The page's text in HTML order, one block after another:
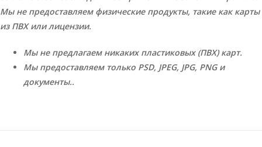
Мы не предоставляем физические продукты, такие как карты
из ПВХ или лицензии.
Мы не предлагаем никаких пластиковых (ПВХ) карт.
Мы предоставляем только PSD, JPEG, JPG, PNG и
документы..